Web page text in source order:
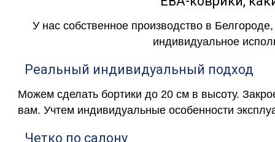
У нас собственное производство в
индивидуальное
Реальный индивидуальный подход
Можем сделать бортики до 20 см в высоту.
вам. Учтем индивидуальные особенности
Четко по салону